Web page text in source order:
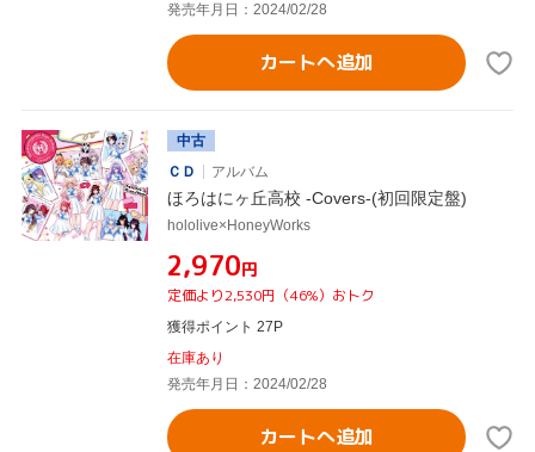
発売年月日：2024/02/28
カートへ追加
中古
ＣＤ
アルバム
ほろはにヶ丘高校 -Covers-(初回限定盤)
hololive×HoneyWorks
¥2,970円
定価より2,530円（46%）おトク
獲得ポイント 27P
在庫あり
発売年月日：2024/02/28
カートへ追加